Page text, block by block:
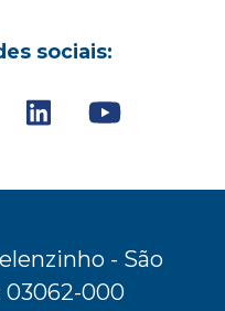
sociais:
- São
03062-000